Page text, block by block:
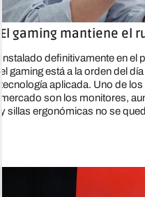
El gaming mantiene el
Instalado definitivamente en el
el gaming está a la orden del
tecnología aplicada. Uno de
mercado son los monitores,
y sillas ergonómicas no se